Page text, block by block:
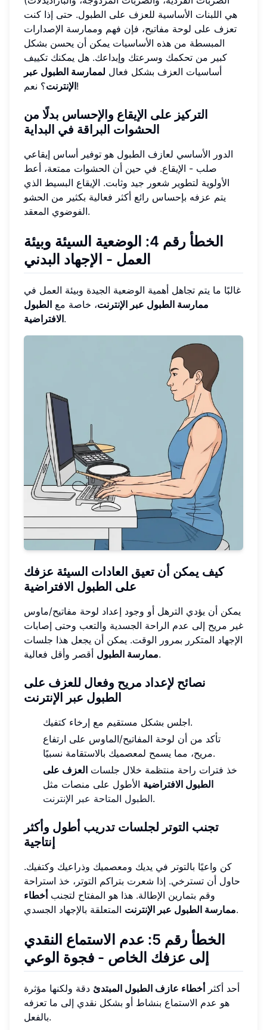
هي اللبنات الأساسية للعزف على الطبول. حتى إذا كنت
تعزف على لوحة مفاتيح، فإن فهم وممارسة الإصدارات
المبسطة من هذه الأساسيات يمكن أن يحسن بشكل
كبير من تحكمك وسرعتك وإبداعك. هل يمكنك تكييف
أساسيات العزف بشكل فعال لممارسة الطبول عبر
الإنترنت؟ نعم!
التركيز على الإيقاع والإحساس بدلًا من
الحشوات البراقة في البداية
الدور الأساسي لعازف الطبول هو توفير أساس إيقاعي
صلب - الإيقاع. في حين أن الحشوات ممتعة، أعط
الأولوية لتطوير شعور جيد وثابت. الإيقاع البسيط الذي
يتم عزفه بإحساس رائع أكثر فعالية بكثير من الحشو
الفوضوي المعقد.
الخطأ رقم 4: الوضعية السيئة وبيئة
العمل - الإجهاد البدني
غالبًا ما يتم تجاهل أهمية الوضعية الجيدة وبيئة العمل في
ممارسة الطبول عبر الإنترنت، خاصة مع الطبول
الافتراضية.
كيف يمكن أن تعيق العادات السيئة عزفك
على الطبول الافتراضية
يمكن أن يؤدي الترهل أو وجود إعداد لوحة مفاتيح/ماوس
غير مريح إلى عدم الراحة الجسدية والتعب وحتى إصابات
الإجهاد المتكرر بمرور الوقت. يمكن أن يجعل هذا جلسات
ممارسة الطبولأقصر وأقل فعالية.
نصائح لإعداد مريح وفعال للعزف على
الطبول عبر الإنترنت
اجلس بشكل مستقيم مع إرخاء كتفيك.
تأكد من أن لوحة المفاتيح/الماوس على ارتفاع
مريح، مما يسمح لمعصميك بالاستقامة نسبيًا.
خذ فترات راحة منتظمة خلال جلسات العزف على
الطبول الافتراضية الأطول على منصات مثل
الطبول المتاحة عبر الإنترنت.
تجنب التوتر لجلسات تدريب أطول وأكثر
إنتاجية
كن واعيًا بالتوتر في يديك ومعصميك وذراعيك وكتفيك.
حاول أن تسترخي. إذا شعرت بتراكم التوتر، خذ استراحة
وقم بتمارين الإطالة. هذا هو المفتاح لتجنبأخطاء
ممارسة الطبول عبر الإنترنتالمتعلقة بالإجهاد الجسدي.
الخطأ رقم 5: عدم الاستماع النقدي
إلى عزفك الخاص - فجوة الوعي
أحد أكثرأخطاء عازف الطبول المبتدئ دقة ولكنها مؤثرة
هو عدم الاستماع بنشاط أو بشكل نقدي إلى ما تعزفه
بالفعل.